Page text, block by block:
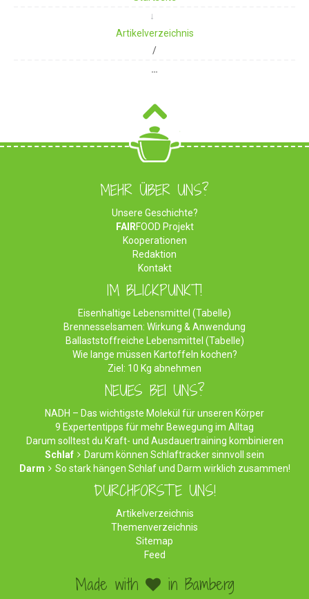
Artikelverzeichnis
/
…
MEHR ÜBER UNS?
Unsere Geschichte?
FAIRFOOD Projekt
Kooperationen
Redaktion
Kontakt
IM BLICKPUNKT!
Eisenhaltige Lebensmittel (Tabelle)
Brennesselsamen: Wirkung & Anwendung
Ballaststoffreiche Lebensmittel (Tabelle)
Wie lange müssen Kartoffeln kochen?
Ziel: 10 Kg abnehmen
NEUES BEI UNS?
NADH – Das wichtigste Molekül für unseren Körper
9 Expertentipps für mehr Bewegung im Alltag
Darum solltest du Kraft- und Ausdauertraining kombinieren
Schlaf
Darum können Schlaftracker sinnvoll sein
Darm
So stark hängen Schlaf und Darm wirklich zusammen!
DURCHFORSTE UNS!
Artikelverzeichnis
Themenverzeichnis
Sitemap
Feed
Made with in Bamberg